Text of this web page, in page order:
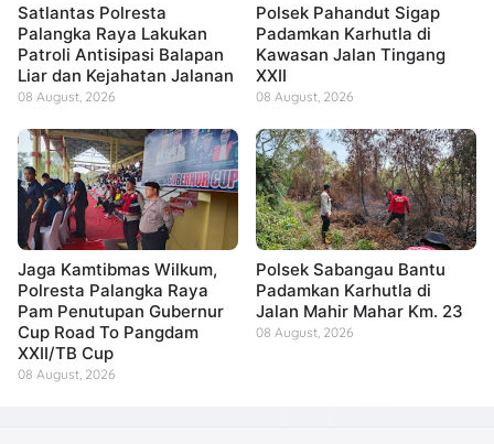
Satlantas Polresta
Palangka Raya Lakukan
Patroli Antisipasi Balapan
Liar dan Kejahatan Jalanan
08 August, 2026
Polsek Pahandut Sigap
Padamkan Karhutla di
Kawasan Jalan Tingang
XXII
08 August, 2026
Jaga Kamtibmas Wilkum,
Polresta Palangka Raya
Pam Penutupan Gubernur
Cup Road To Pangdam
XXII/TB Cup
08 August, 2026
Polsek Sabangau Bantu
Padamkan Karhutla di
Jalan Mahir Mahar Km. 23
08 August, 2026